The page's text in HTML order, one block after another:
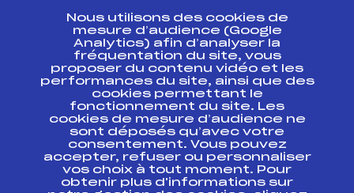
Ressources
Pass’Neige
Projet sportif fédéral
Projet de performance fédéral
Antidopage
Pôle Développement, Formation, Suivi
Scientifique
Listes ministérielles
Nous utilisons des cookies de
mesure d’audience (Google
Analytics) afin d’analyser la
fréquentation du site, vous
proposer du contenu vidéo et les
performances du site, ainsi que des
cookies permettant le
fonctionnement du site. Les
cookies de mesure d’audience ne
sont déposés qu’avec votre
consentement. Vous pouvez
accepter, refuser ou personnaliser
vos choix à tout moment. Pour
obtenir plus d'informations sur